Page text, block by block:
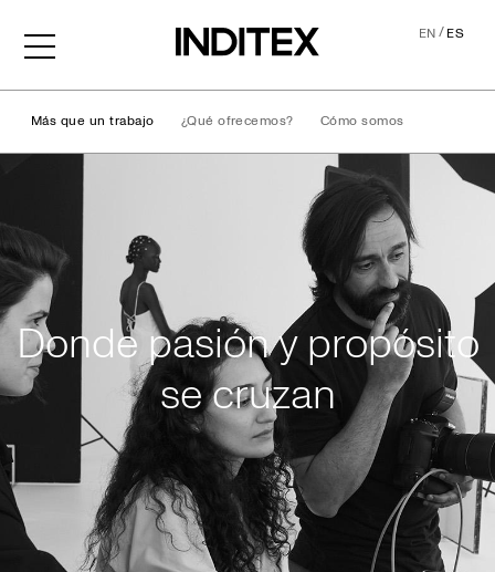
EN/ES
Más que un trabajo ¿Qué ofrecemos? Cómo somos
Vida en Inditex
Donde pasión y propósito
se cruzan